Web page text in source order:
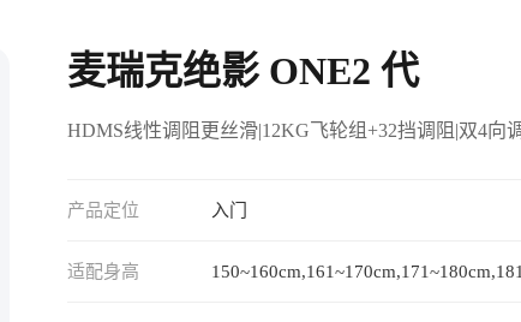
麦瑞克绝影 ONE2 代
HDMS线性调阻更丝滑|12KG飞轮组+32挡调阻|双4向
产品定位 入门
适配身高